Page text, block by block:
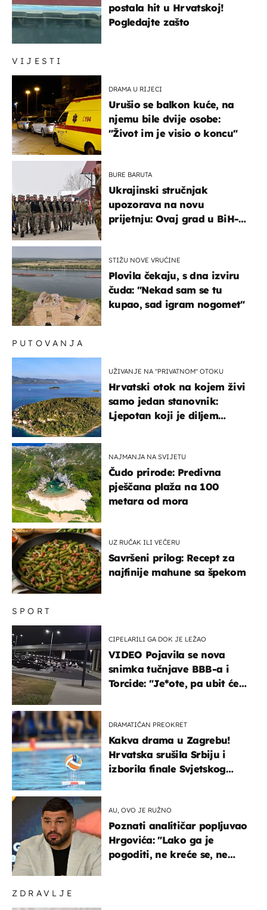
VIJESTI
DRAMA U RIJECI
Urušio se balkon kuće, na
njemu bile dvije osobe:
"Život im je visio o koncu"
BURE BARUTA
Ukrajinski stručnjak
upozorava na novu
prijetnju: Ovaj grad u BiH-u
STIŽU NOVE VRUĆINE
Plovila čekaju, s dna izviru
čuda: "Nekad sam se tu
kupao, sad igram nogomet"
ZDRAVLJE
postala hit u Hrvatskoj!
Pogledajte zašto
SPORT
CIPELARILI GA DOK JE LEŽAO
VIDEO Pojavila se nova
snimka tučnjave BBB-a i
Torcide: "Je*ote, pa ubit će
DRAMATIČAN PREOKRET
Kakva drama u Zagrebu!
Hrvatska srušila Srbiju i
izborila finale Svjetskog
AU, OVO JE RUŽNO
Poznati analitičar popljuvao
Hrgovića: "Lako ga je
pogoditi, ne kreće se, ne
PUTOVANJA
UŽIVANJE NA "PRIVATNOM" OTOKU
Hrvatski otok na kojem živi
samo jedan stanovnik:
Ljepotan koji je diljem
NAJMANJA NA SVIJETU
Čudo prirode: Predivna
pješčana plaža na 100
metara od mora
UZ RUČAK ILI VEČERU
Savršeni prilog: Recept za
najfinije mahune sa špekom